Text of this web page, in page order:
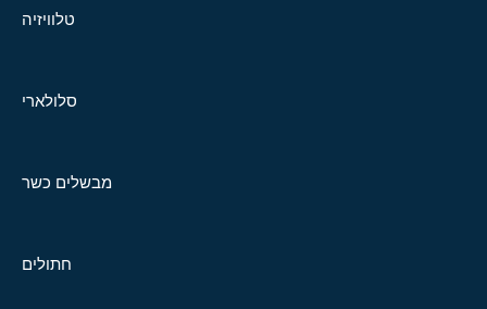
טלוויזיה
סלולארי
מבשלים כשר
חתולים